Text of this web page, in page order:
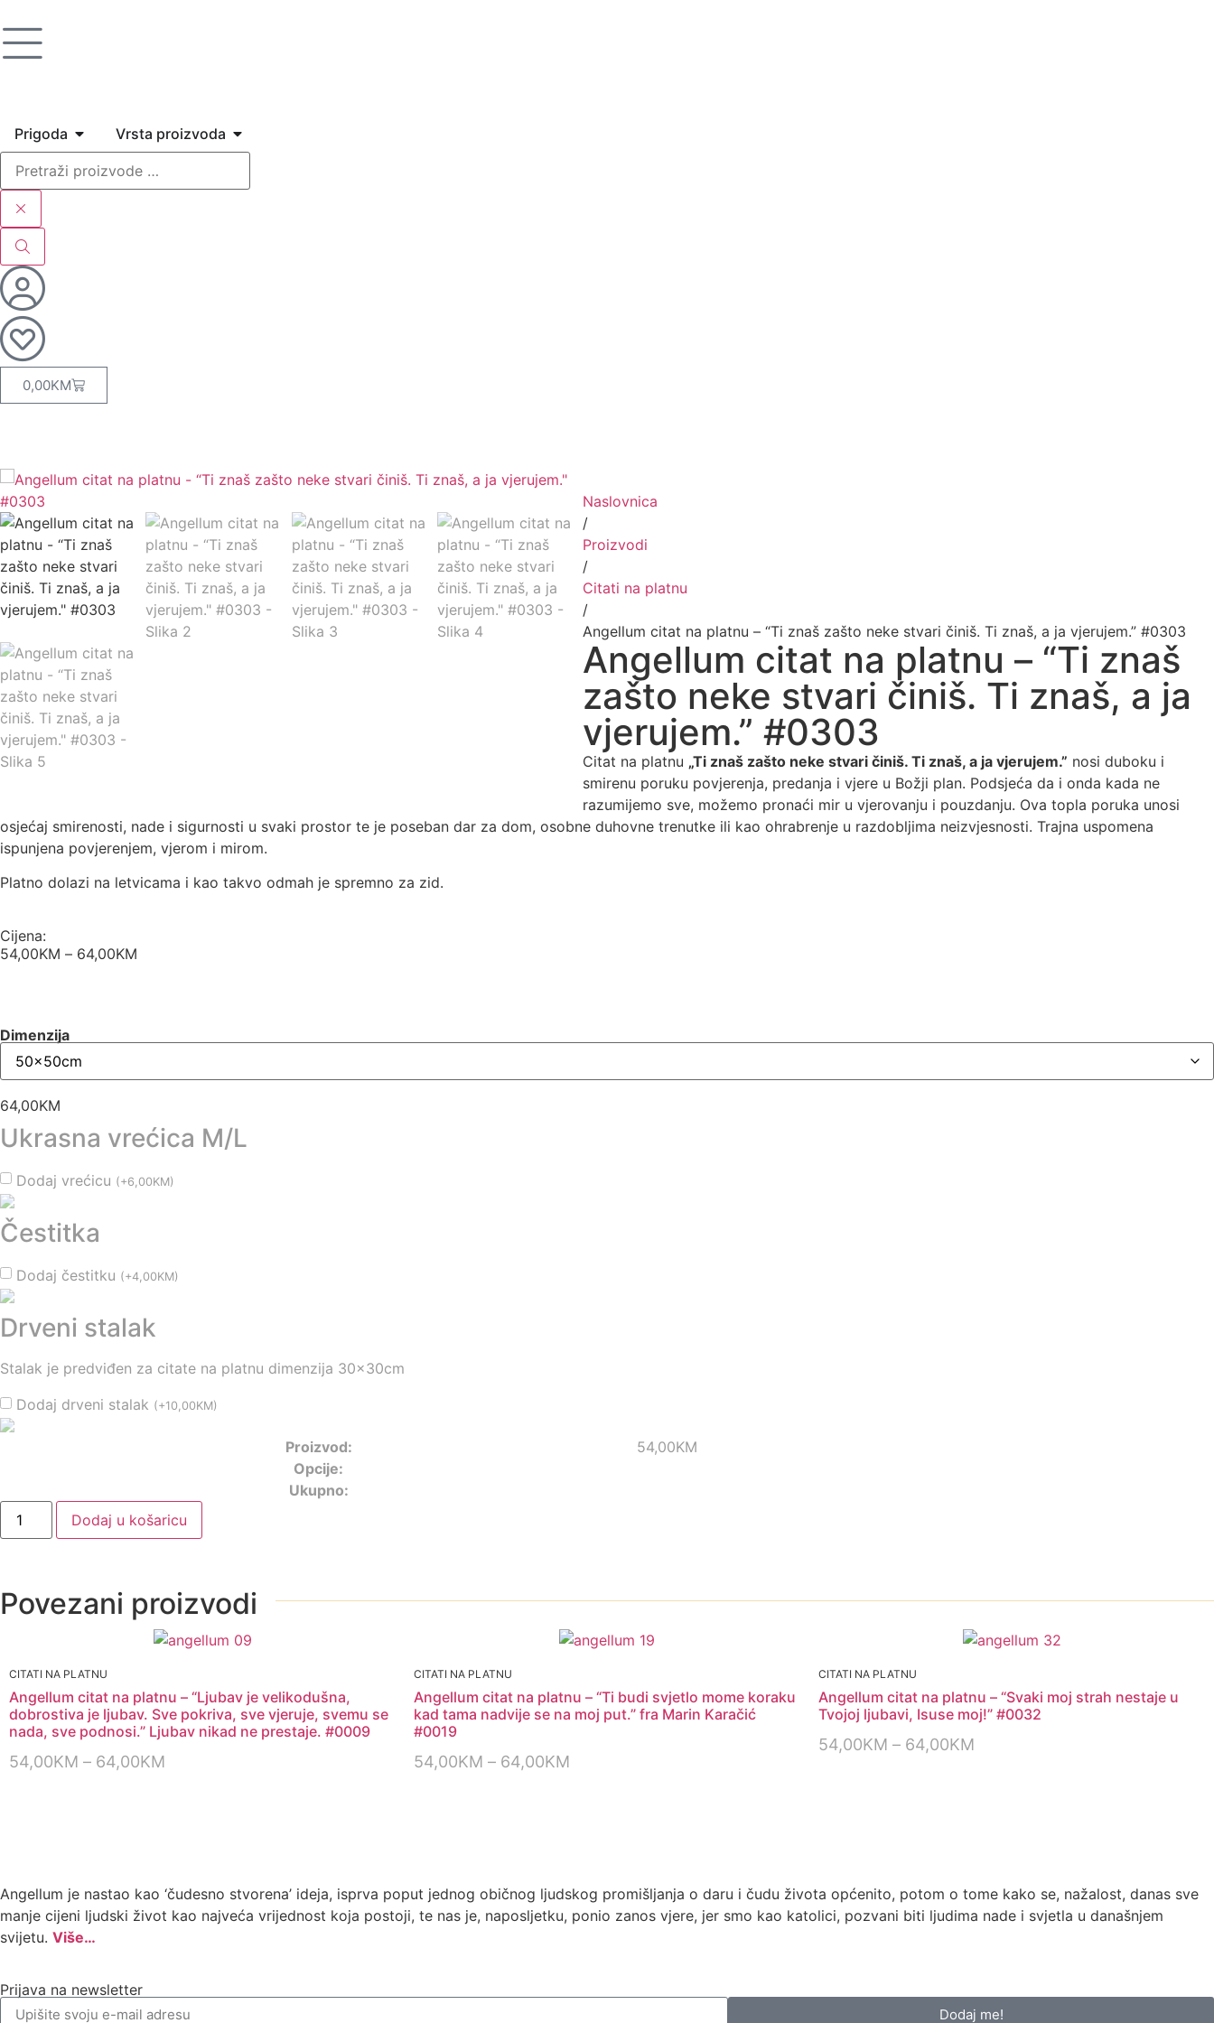
Prigoda Vrsta proizvoda
0,00KM
Naslovnica
/
Proizvodi
/
Citati na platnu
/
Angellum citat na platnu – “Ti znaš zašto neke stvari činiš. Ti znaš, a ja vjerujem.” #0303
Angellum citat na platnu – “Ti znaš
zašto neke stvari činiš. Ti znaš, a ja
vjerujem.” #0303
Citat na platnu „Ti znaš zašto neke stvari činiš. Ti znaš, a ja vjerujem.” nosi duboku i
smirenu poruku povjerenja, predanja i vjere u Božji plan. Podsjeća da i onda kada ne
razumijemo sve, možemo pronaći mir u vjerovanju i pouzdanju. Ova topla poruka unosi
osjećaj smirenosti, nade i sigurnosti u svaki prostor te je poseban dar za dom, osobne duhovne trenutke ili kao ohrabrenje u razdobljima neizvjesnosti. Trajna uspomena
ispunjena povjerenjem, vjerom i mirom.
Platno dolazi na letvicama i kao takvo odmah je spremno za zid.
Cijena:
54,00KM – 64,00KM
Dimenzija
64,00KM
Ukrasna vrećica M/L
Dodaj vrećicu (+6,00KM)
Čestitka
Dodaj čestitku (+4,00KM)
Drveni stalak
Stalak je predviđen za citate na platnu dimenzija 30x30cm
Dodaj drveni stalak (+10,00KM)
Proizvod: 54,00KM
Opcije:
Ukupno:
Dodaj u košaricu
Povezani proizvodi
CITATI NA PLATNU
Angellum citat na platnu – “Ljubav je velikodušna,
dobrostiva je ljubav. Sve pokriva, sve vjeruje, svemu se
nada, sve podnosi.” Ljubav nikad ne prestaje. #0009
54,00KM – 64,00KM
CITATI NA PLATNU
Angellum citat na platnu – “Ti budi svjetlo mome koraku
kad tama nadvije se na moj put.” fra Marin Karačić
#0019
54,00KM – 64,00KM
CITATI NA PLATNU
Angellum citat na platnu – “Svaki moj strah nestaje u
Tvojoj ljubavi, Isuse moj!” #0032
54,00KM – 64,00KM
Angellum je nastao kao ‘čudesno stvorena’ ideja, isprva poput jednog običnog ljudskog promišljanja o daru i čudu života općenito, potom o tome kako se, nažalost, danas sve
manje cijeni ljudski život kao najveća vrijednost koja postoji, te nas je, naposljetku, ponio zanos vjere, jer smo kao katolici, pozvani biti ljudima nade i svjetla u današnjem
svijetu. Više…
Prijava na newsletter
Dodaj me!